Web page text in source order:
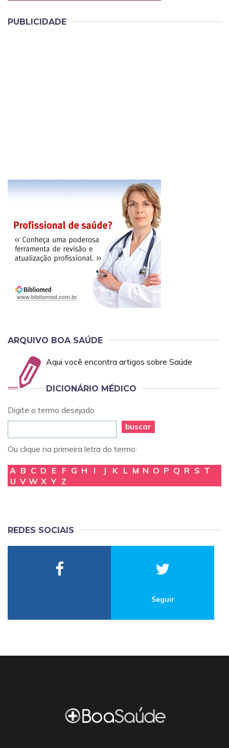
PUBLICIDADE
ARQUIVO BOA SAÚDE
Aqui você encontra artigos sobre Saúde
DICIONÁRIO MÉDICO
Digite o termo desejado
buscar
Ou clique na primeira letra do termo:
A B C D E F G H I J K L M N O P Q R S T
U V W X Y Z
REDES SOCIAIS
Seguir